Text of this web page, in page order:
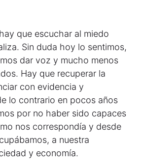
que escuchar al miedo
Sin duda hoy lo sentimos,
dar voz y mucho menos
Hay que recuperar la
con evidencia y
lo contrario en pocos años
por no haber sido capaces
nos correspondía y desde
a nuestra
y economía.